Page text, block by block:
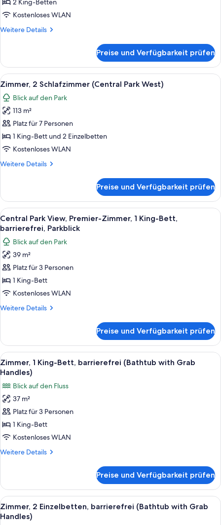
Park
anzeigen
2 King-Betten
Kostenloses WLAN
Weitere Details
Weitere
2 Schlafzimmer
(Central
Park
West)
Preise und Verfügbarkeit prüfen
Alle
Fotos
für
Zimmer,
2 Schlafzimmer
(Central
Park
anzeigen
Eine Skyline mit hohen Gebäuden,
10
Zimmer, 2 Schlafzimmer (Central Park West)
Blick auf den Park
113 m²
Platz für 7 Personen
1 King-Bett und 2 Einzelbetten
Kostenloses WLAN
Weitere Details
Weitere
2 Schlafzimmer
(Central
Park
West)
Preise und Verfügbarkeit prüfen
Alle
Fotos
für
Central
Park
View,
Premier-
Zimmer,
1 King-
Parkblick
anzeigen
Eine Skyline mit hohen Gebäuden,
8
Central Park View, Premier-Zimmer, 1 King-Bett,
barrierefrei, Parkblick
Blick auf den Park
39 m²
Platz für 3 Personen
1 King-Bett
Kostenloses WLAN
Weitere Details
Weitere
Park
View,
Premier-
Zimmer,
Bett,
barrierefrei,
Parkblick
Preise und Verfügbarkeit prüfen
Alle
Fotos
Zimmer,
1 King-
Bett,
barrierefrei
(Bathtub
with
anzeigen
Ein modernes Badezimmer mit
8
Zimmer, 1 King-Bett, barrierefrei (Bathtub with Grab
Handles)
Blick auf den Fluss
37 m²
Platz für 3 Personen
1 King-Bett
Kostenloses WLAN
Weitere Details
Weitere
1 King-
Bett,
barrierefrei
(Bathtub
Preise und Verfügbarkeit prüfen
Alle
Fotos
Ein Hotelzimmer mit zwei Betten,
7
Zimmer, 2 Einzelbetten, barrierefrei (Bathtub with Grab
Handles)